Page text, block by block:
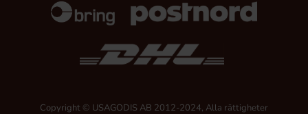
Copyright © USAGODIS AB 2012-2024, Alla rättigheter